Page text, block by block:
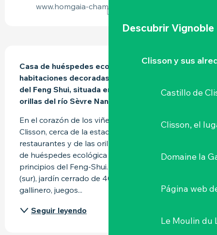
Descubrir Vignoble
Clisson y sus
Castillo de
Clisson, el
Domaine la
Página web
Le Moulin du
www.homgaia-chambredhotes-clisson.fr
Casa de huéspedes ecológica con 4
habitaciones decoradas según los principios
del Feng Shui, situada en el centro de Clisson, a
orillas del río Sèvre Nantaise.
En el corazón de los viñedos de Nantes y
Clisson, cerca de la estación, de las tiendas y
restaurantes y de las orillas del río Sèvre, la casa
de huéspedes ecológica armonizada según los
principios del Feng-Shui. Gran terraza de madera
(sur), jardín cerrado de 4000 m² con huerto,
gallinero, juegos...
Seguir leyendo